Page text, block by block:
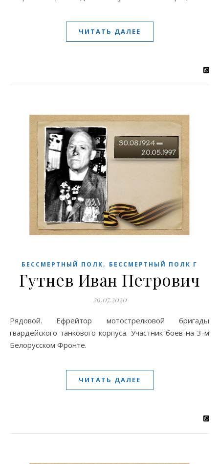
ЧИТАТЬ ДАЛЕЕ
БЕССМЕРТНЫЙ ПОЛК, БЕССМЕРТНЫЙ ПОЛК Г
Гутнев Иван Петрович
29.07.2020
Рядовой. Ефрейтор мотострелковой бригады
гвардейского танкового корпуса. Участник боев на 3-м
Белорусском Фронте.
ЧИТАТЬ ДАЛЕЕ